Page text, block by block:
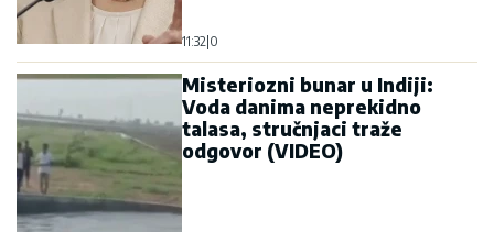
11:32|0
Misteriozni bunar u Indiji:
Voda danima neprekidno
talasa, stručnjaci traže
odgovor (VIDEO)